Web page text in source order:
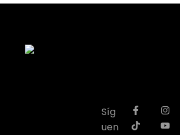
Síg
uen